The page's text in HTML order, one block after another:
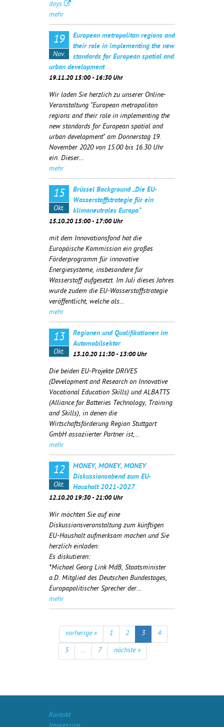
days
mehr
19
Nov.
European metropolitan regions and
their role in implementing the new
standards for European spatial and
urban development
19.11.20 15:00 - 16:30 Uhr
Wir laden Sie herzlich zu unserer Online-
Veranstaltung "European metropolitan
regions and their role in implementing the
new standards for European spatial and
urban development" am Donnerstag 19.
November 2020 von 15.00 bis 16.30 Uhr
ein. Dieser…
mehr
15
Okt.
Brüssel Background „Die EU-
Wasserstoffstrategie für ein
klimaneutrales Europa“
15.10.20 15:00 - 17:00 Uhr
mit dem Innovationsfond hat die
Europäische Kommission ein großes
Förderprogramm für innovative
Energiesysteme, insbesondere für
Wasserstoff aufgesetzt. Im Juli dieses Jahres
wurde zudem die EU-Wasserstoffstrategie
veröffentlicht, welche als…
mehr
13
Okt.
Regionen und Qualifikationen im
Automobilsektor
13.10.20 11:30 - 13:00 Uhr
Die beiden EU-Projekte DRIVES
(Development and Research on Innovative
Vocational Education Skills) und ALBATTS
(Alliance for Batteries Technology, Training
and Skills), in denen die
Wirtschaftsförderung Region Stuttgart
GmbH assoziierter Partner ist,…
mehr
12
Okt.
MONEY, MONEY, MONEY
Diskussionsabend zum EU-
Haushalt 2021-2027
12.10.20 19:30 - 21:00 Uhr
Wir möchten Sie auf eine
Diskussionsveranstaltung zum künftigen
EU-Haushalt aufmerksam machen und Sie
herzlich einladen:
Es diskutieren:
*Michael Georg Link MdB, Staatsminister
a.D. Mitglied des Deutschen Bundestages,
Europapolitischer Sprecher der…
mehr
vorherige « 1 2 3
4
5
... 7 nächste »
Kontakt